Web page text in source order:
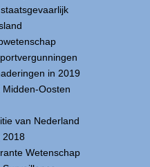
in 2019
Oosten
van Nederland
2018
Wetenschap